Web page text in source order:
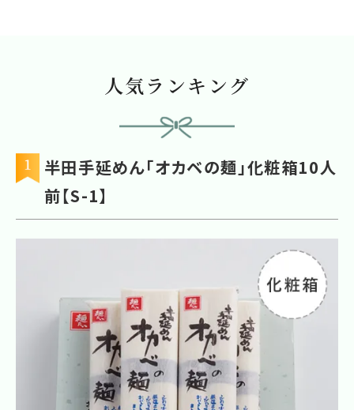
人気ランキング
半田手延めん「オカベの麺」化粧箱10人
前【S-1】